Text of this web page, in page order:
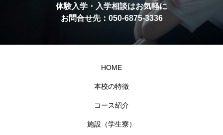
体験入学・入学相談はお気軽に
お問合せ先：050-6875-3336
HOME
本校の特徴
コース紹介
施設（学生寮）